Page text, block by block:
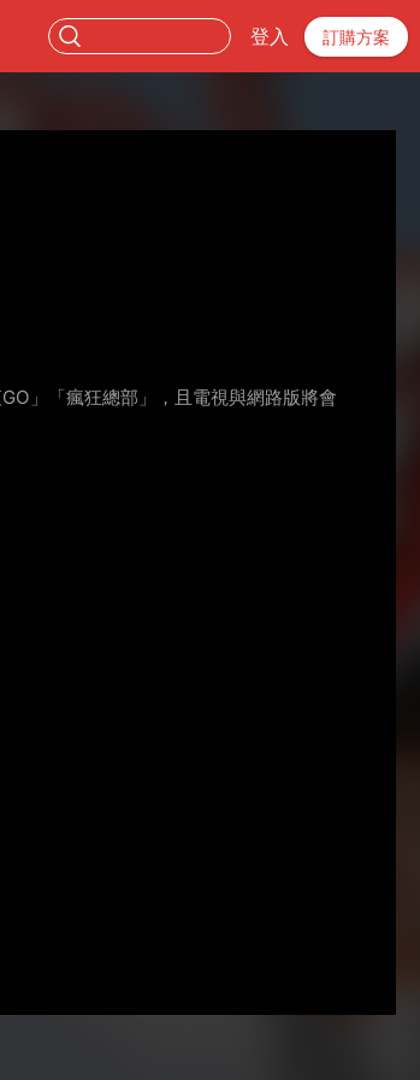
登入 訂購方案
」「瘋狂總部」，且電視與網路版將會